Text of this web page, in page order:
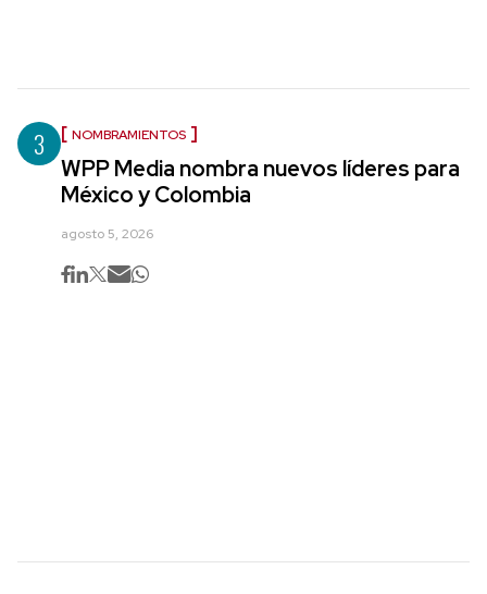
3 NOMBRAMIENTOS
WPP Media nombra nuevos líderes para
México y Colombia
agosto 5, 2026